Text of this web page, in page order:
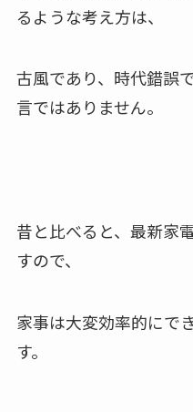
るような考え方は、
古風であり、時代錯誤
言ではありません。
昔と比べると、最新家
すので、
家事は大変効率的にで
す。